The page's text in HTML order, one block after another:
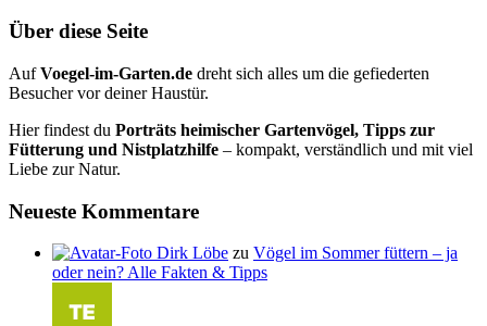
Über diese Seite
AufVoegel-im-Garten.de dreht sich alles um die gefiederten
Besucher vor deiner Haustür.
Hier findest du Porträts heimischer Gartenvögel, Tipps zur
Fütterung und Nistplatzhilfe – kompakt, verständlich und mit viel
Liebe zur Natur.
Neueste Kommentare
Dirk Löbe zu Vögel im Sommer füttern – ja
oder nein? Alle Fakten & Tipps